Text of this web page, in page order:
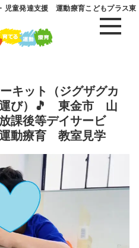
児童発達支援 運動療育こどもプラス東
キット（ジグザグカ
運び）🎵 東金市 山
後等デイサービ
動療育 教室見学